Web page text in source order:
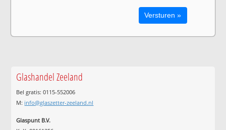
Glashandel Zeeland
Bel gratis: 0115-552006
M: info@glaszetter-zeeland.nl
Glaspunt B.V.